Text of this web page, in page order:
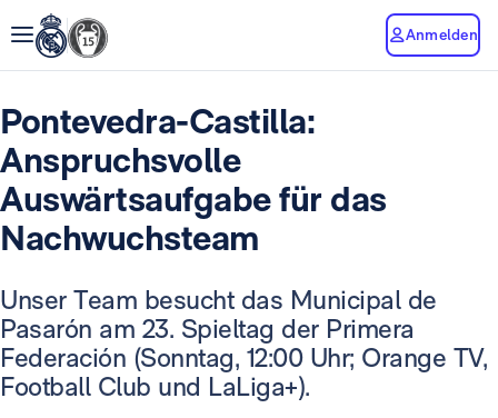
Anmelden
Pontevedra-Castilla:
Anspruchsvolle
Auswärtsaufgabe für das
Nachwuchsteam
Unser Team besucht das Municipal de
Pasarón am 23. Spieltag der Primera
Federación (Sonntag, 12:00 Uhr; Orange TV,
Football Club und LaLiga+).